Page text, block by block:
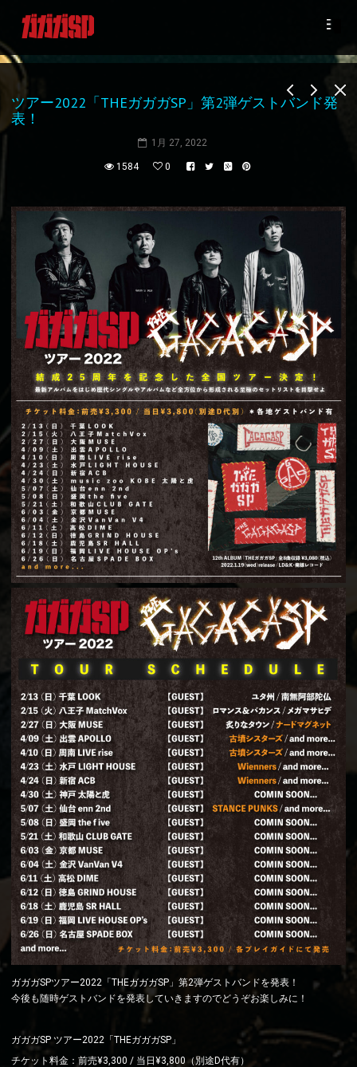
ツアー2022「THEガガガSP」第2弾ゲストバンド発
表！
1月 27, 2022
1584 0
ガガガSPツアー2022「THEガガガSP」第2弾ゲストバンドを発表！
今後も随時ゲストバンドを発表していきますのでどうぞお楽しみに！
ガガガSP ツアー2022「THEガガガSP」
チケット料金：前売¥3,300 / 当日¥3,800（別途D代有）